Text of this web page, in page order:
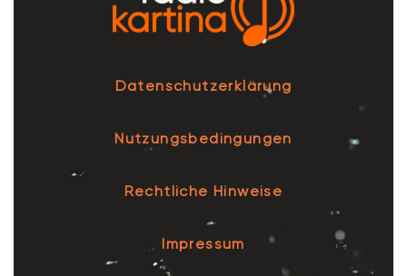
Datenschutzerklärung
Nutzungsbedingungen
Rechtliche Hinweise
Impressum